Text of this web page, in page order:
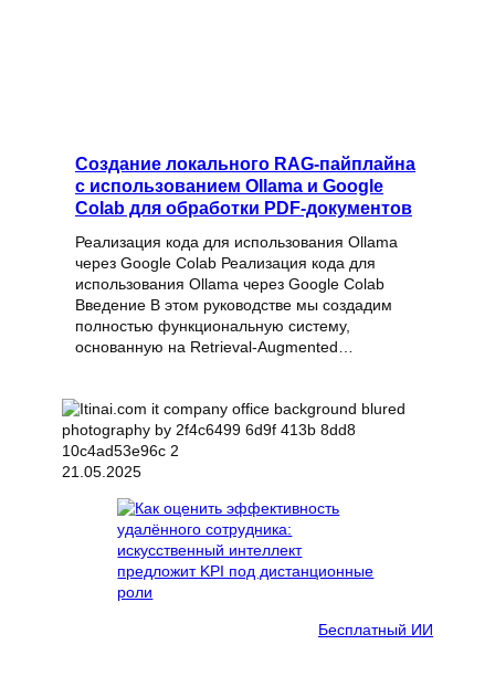
Создание локального RAG-пайплайна
с использованием Ollama и Google
Colab для обработки PDF-документов
Реализация кода для использования Ollama
через Google Colab Реализация кода для
использования Ollama через Google Colab
Введение В этом руководстве мы создадим
полностью функциональную систему,
основанную на Retrieval-Augmented…
21.05.2025
Бесплатный ИИ